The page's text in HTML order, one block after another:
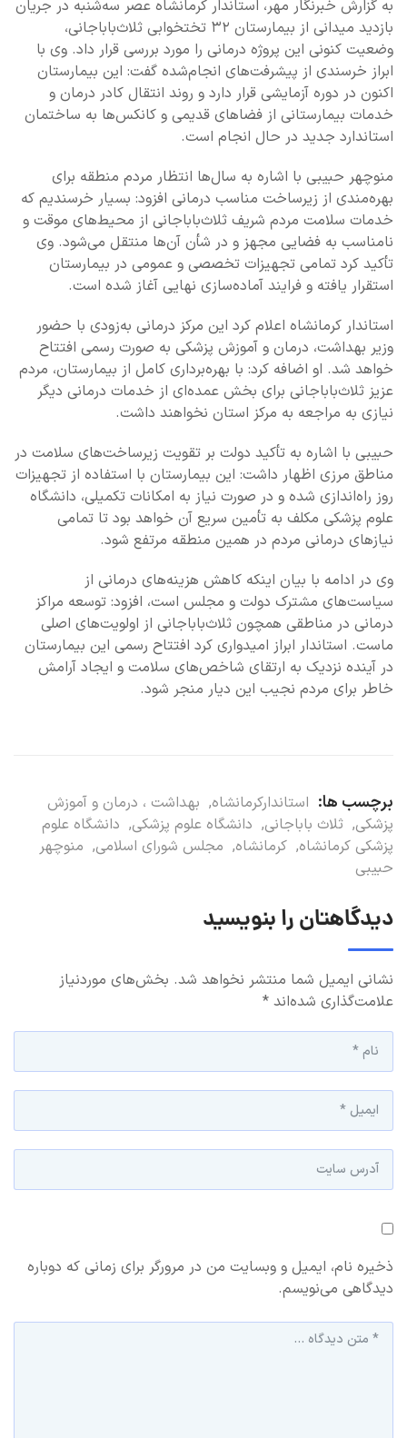
به گزارش خبرنگار مهر، استاندار کرمانشاه عصر سه‌شنبه در جریان
بازدید میدانی از بیمارستان ۳۲ تختخوابی ثلاث‌باباجانی،
وضعیت کنونی این پروژه درمانی را مورد بررسی قرار داد. وی با
ابراز خرسندی از پیشرفت‌های انجام‌شده گفت: این بیمارستان
اکنون در دوره آزمایشی قرار دارد و روند انتقال کادر درمان و
خدمات بیمارستانی از فضاهای قدیمی و کانکس‌ها به ساختمان
استاندارد جدید در حال انجام است.
منوچهر حبیبی با اشاره به سال‌ها انتظار مردم منطقه برای
بهره‌مندی از زیرساخت مناسب درمانی افزود: بسیار خرسندیم که
خدمات سلامت مردم شریف ثلاث‌باباجانی از محیط‌های موقت و
نامناسب به فضایی مجهز و در شأن آن‌ها منتقل می‌شود. وی
تأکید کرد تمامی تجهیزات تخصصی و عمومی در بیمارستان
استقرار یافته و فرایند آماده‌سازی نهایی آغاز شده است.
استاندار کرمانشاه اعلام کرد این مرکز درمانی به‌زودی با حضور
وزیر بهداشت، درمان و آموزش پزشکی به صورت رسمی افتتاح
خواهد شد. او اضافه کرد: با بهره‌برداری کامل از بیمارستان، مردم
عزیز ثلاث‌باباجانی برای بخش عمده‌ای از خدمات درمانی دیگر
نیازی به مراجعه به مرکز استان نخواهند داشت.
حبیبی با اشاره به تأکید دولت بر تقویت زیرساخت‌های سلامت در
مناطق مرزی اظهار داشت: این بیمارستان با استفاده از تجهیزات
روز راه‌اندازی شده و در صورت نیاز به امکانات تکمیلی، دانشگاه
علوم پزشکی مکلف به تأمین سریع آن خواهد بود تا تمامی
نیازهای درمانی مردم در همین منطقه مرتفع شود.
وی در ادامه با بیان اینکه کاهش هزینه‌های درمانی از
سیاست‌های مشترک دولت و مجلس است، افزود: توسعه مراکز
درمانی در مناطقی همچون ثلاث‌باباجانی از اولویت‌های اصلی
ماست. استاندار ابراز امیدواری کرد افتتاح رسمی این بیمارستان
در آینده نزدیک به ارتقای شاخص‌های سلامت و ایجاد آرامش
خاطر برای مردم نجیب این دیار منجر شود.
برچسب ها: استاندارکرمانشاه, بهداشت ، درمان و آموزش
پزشکی, ثلاث باباجانی, دانشگاه علوم پزشکی, دانشگاه علوم
پزشکی کرمانشاه, کرمانشاه, مجلس شورای اسلامی, منوچهر
حبیبی
دیدگاهتان را بنویسید
نشانی ایمیل شما منتشر نخواهد شد. بخش‌های موردنیاز
علامت‌گذاری شده‌اند *
ذخیره نام، ایمیل و وبسایت من در مرورگر برای زمانی که دوباره
دیدگاهی می‌نویسم.